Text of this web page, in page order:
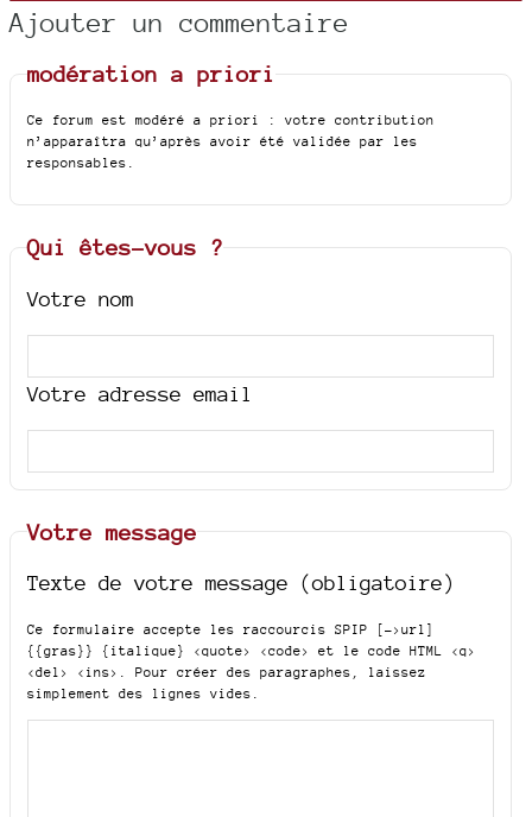
Ajouter un commentaire
modération a priori
Ce forum est modéré a priori : votre contribution
n’apparaîtra qu’après avoir été validée par les
responsables.
Qui êtes-vous ?
Votre nom
Votre adresse email
Votre message
Texte de votre message (obligatoire)
Ce formulaire accepte les raccourcis SPIP
[->url]
{{gras}} {italique} <quote> <code>
et le code HTML <q>
<del> <ins> . Pour créer des paragraphes, laissez
simplement des lignes vides.